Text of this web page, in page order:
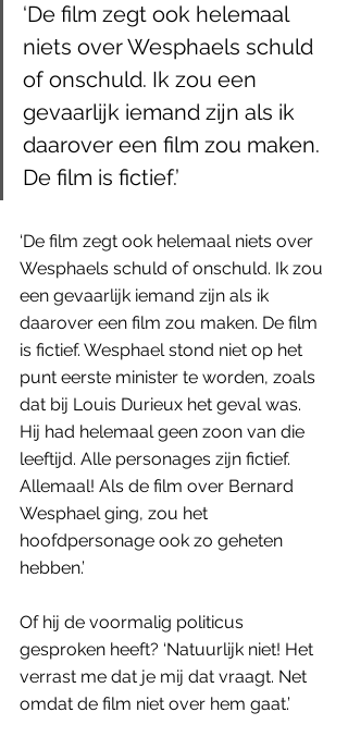
‘De film zegt ook helemaal
niets over Wesphaels schuld
of onschuld. Ik zou een
gevaarlijk iemand zijn als ik
daarover een film zou maken.
De film is fictief.’
‘De film zegt ook helemaal niets over
Wesphaels schuld of onschuld. Ik zou
een gevaarlijk iemand zijn als ik
daarover een film zou maken. De film
is fictief. Wesphael stond niet op het
punt eerste minister te worden, zoals
dat bij Louis Durieux het geval was.
Hij had helemaal geen zoon van die
leeftijd. Alle personages zijn fictief.
Allemaal! Als de film over Bernard
Wesphael ging, zou het
hoofdpersonage ook zo geheten
hebben.’
Of hij de voormalig politicus
gesproken heeft? ‘Natuurlijk niet! Het
verrast me dat je mij dat vraagt. Net
omdat de film niet over hem gaat.’